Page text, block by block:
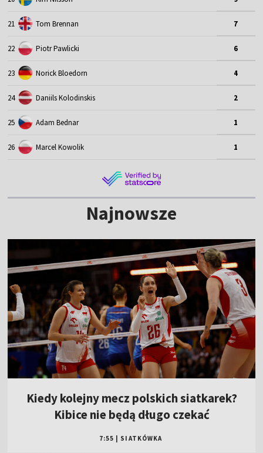
21 Tom Brennan 7
22 Piotr Pawlicki 6
23 Norick Bloedorn 4
24 Daniils Kolodinskis 2
25 Adam Bednar 1
26 Marcel Kowolik 1
Najnowsze
Kiedy kolejny mecz polskich siatkarek?
Kibice nie będą długo czekać
7:55 SIATKÓWKA